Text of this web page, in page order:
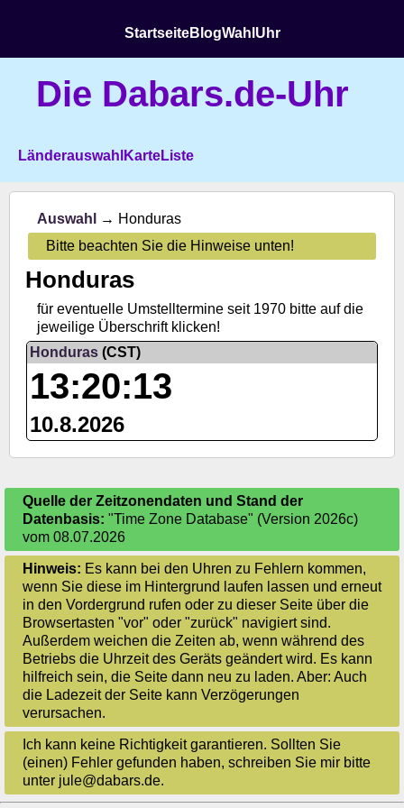
StartseiteBlogWahl Uhr
Die Dabars.de-Uhr
Länderauswahl KarteListe
Auswahl
→ Honduras
Bitte beachten Sie die Hinweise unten!
Honduras
für eventuelle Umstelltermine seit 1970 bitte auf die
jeweilige Überschrift klicken!
Honduras (CST)
13:20:13
10.8.2026
Quelle der Zeitzonendaten und Stand der
Datenbasis: "Time Zone Database" (Version 2026c)
vom 08.07.2026
Hinweis: Es kann bei den Uhren zu Fehlern kommen,
wenn Sie diese im Hintergrund laufen lassen und erneut
in den Vordergrund rufen oder zu dieser Seite über die
Browsertasten "vor" oder "zurück" navigiert sind.
Außerdem weichen die Zeiten ab, wenn während des
Betriebs die Uhrzeit des Geräts geändert wird. Es kann
hilfreich sein, die Seite dann neu zu laden. Aber: Auch
die Ladezeit der Seite kann Verzögerungen
verursachen.
Ich kann keine Richtigkeit garantieren. Sollten Sie
(einen) Fehler gefunden haben, schreiben Sie mir bitte
unter jule@dabars.de.